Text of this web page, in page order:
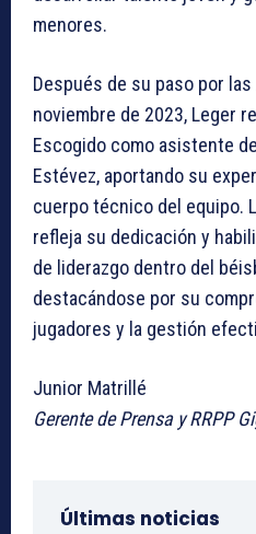
menores.
Después de su paso por
noviembre de 2023, Leger
Escogido como asistente
Estévez, aportando su
cuerpo técnico del equipo.
refleja su dedicación y
de liderazgo dentro del
destacándose por su
jugadores y la gestión
Junior Matrillé
Gerente de Prensa y RRPP
Últimas noticias